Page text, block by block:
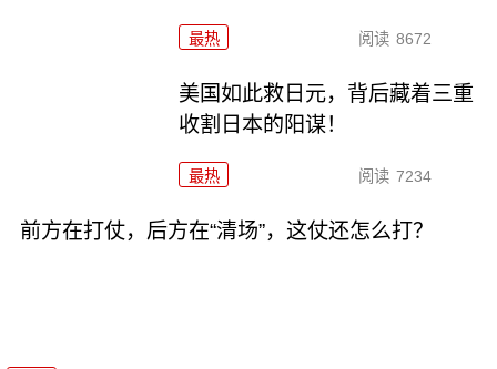
最热 阅读 8672
美国如此救日元，背后藏着三重
收割日本的阳谋！
最热 阅读 7234
前方在打仗，后方在“清场”，这仗还怎么打？